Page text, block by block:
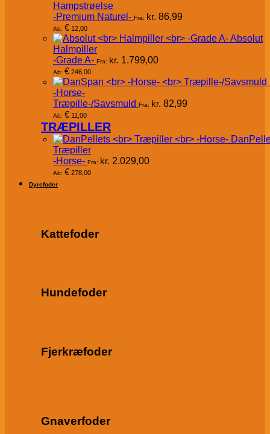
Hampstrøelse
-Premium Naturel- Fra: kr. 86,99
Ab: € 12,00
Absolut
Halmpiller
-Grade A- Fra: kr. 1.799,00
Ab: € 246,00
-Horse-
Træpille-/Savsmuld Fra: kr. 82,99
Ab: € 11,00
TRÆPILLER
Træpiller
-Horse- Fra: kr. 2.029,00
Ab: € 278,00
Dyrefoder
Kattefoder
Hundefoder
Fjerkræfoder
Gnaverfoder